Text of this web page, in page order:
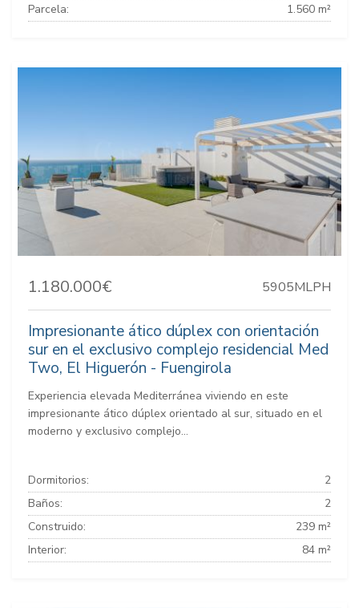
Parcela:
1.560 m²
1.180.000€ 5905MLPH
Impresionante ático dúplex con orientación
sur en el exclusivo complejo residencial Med
Two, El Higuerón - Fuengirola
Experiencia elevada Mediterránea viviendo en este
impresionante ático dúplex orientado al sur, situado en el
moderno y exclusivo complejo...
Dormitorios:
2
Baños:
2
Construido:
239 m²
Interior:
84 m²